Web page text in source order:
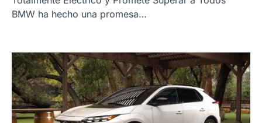
BMW ha hecho una promesa…